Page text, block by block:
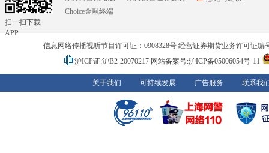
扫一扫下载
APP
Choice金融终端
信息网络传播视听节目许可证：0908328号 经营证券期货业务许可证编
沪ICP证:沪B2-20070217 网站备案号:沪ICP备05006054号-11
关于我们 可持续发展 广告服务 联系我